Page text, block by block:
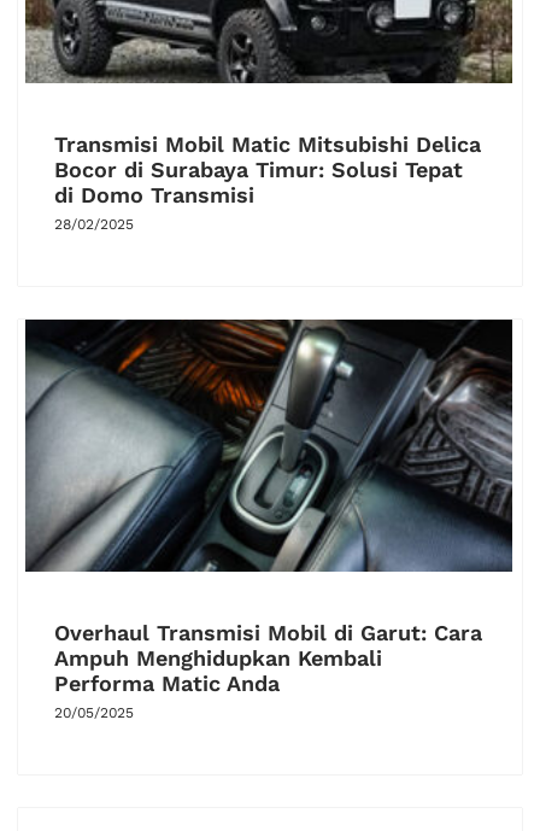
Transmisi Mobil Matic Mitsubishi Delica
Bocor di Surabaya Timur: Solusi Tepat
di Domo Transmisi
28/02/2025
Overhaul Transmisi Mobil di Garut: Cara
Ampuh Menghidupkan Kembali
Performa Matic Anda
20/05/2025